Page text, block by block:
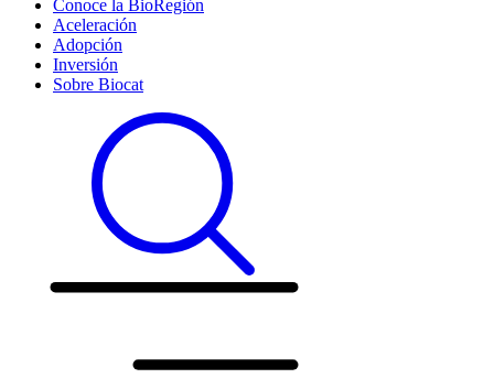
Conoce la BioRegión
Aceleración
Adopción
Inversión
Sobre Biocat